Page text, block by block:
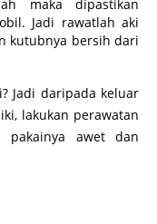
maka dipastikan
Jadi rawatlah aki
kutubnya bersih dari
Jadi daripada keluar
lakukan perawatan
pakainya awet dan